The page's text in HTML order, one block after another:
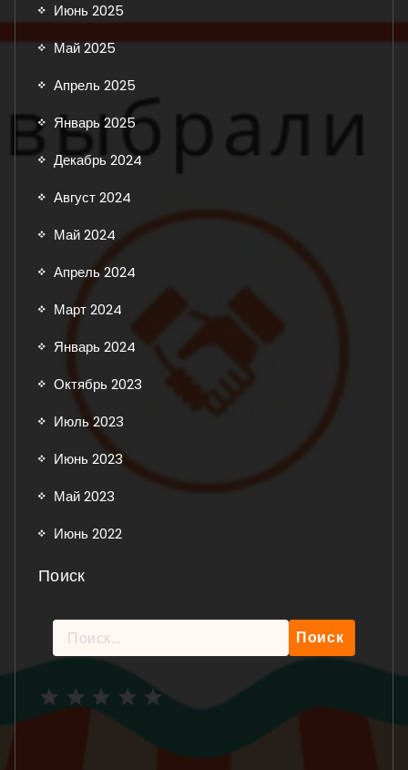
Июнь 2025
Май 2025
Апрель 2025
Январь 2025
Декабрь 2024
Август 2024
Май 2024
Апрель 2024
Март 2024
Январь 2024
Октябрь 2023
Июль 2023
Июнь 2023
Май 2023
Июнь 2022
Поиск
Найти: